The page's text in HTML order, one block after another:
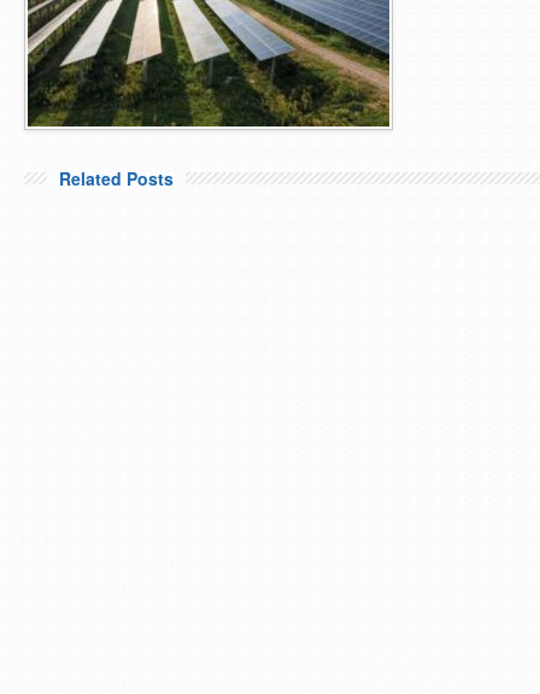
Related Posts